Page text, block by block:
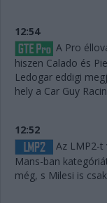
12:54
A Pro
hiszen Calado és
Ledogar eddigi
hely a Car Guy
12:52
Az LMP2-t
Mans-ban
még, s Milesi is